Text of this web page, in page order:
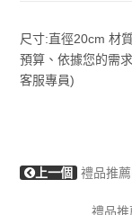
尺寸:直徑20cm 材
預算、依據您的需
客服專員)
上一個 禮品推
禮品